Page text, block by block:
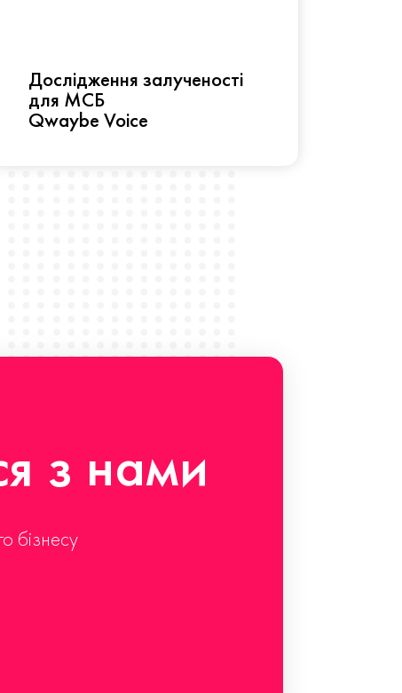
Дослідження залученості
для МСБ
Qwaybe Voice
з нами
бізнесу